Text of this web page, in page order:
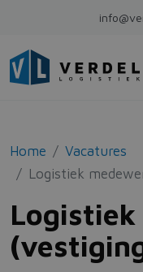
Direct naar inhoud
Home
Vacatures
Logistiek